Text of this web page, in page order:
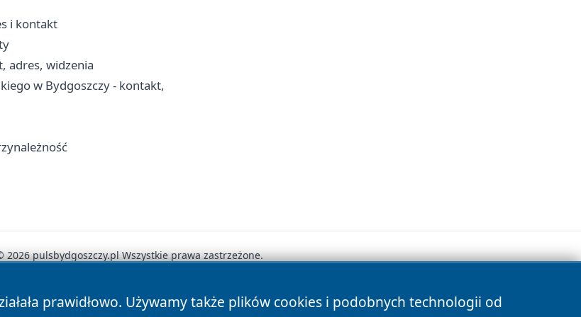
i kontakt
adres, widzenia
w Bydgoszczy - kontakt,
prawidłowo. Używamy także plików cookies i podobnych technologii od
pulsbydgoszczy.pl Wszystkie prawa zastrzeżone.
Polityka Prywatności Polityka Cookies